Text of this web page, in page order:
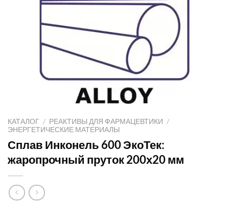
КАТАЛОГ / РЕАКТИВЫ ДЛЯ ФАРМАЦЕВТИКИ /
ЭНЕРГЕТИЧЕСКИЕ МАТЕРИАЛЫ
Сплав Инконель 600 ЭкоТек:
жаропрочный пруток 200х20 мм